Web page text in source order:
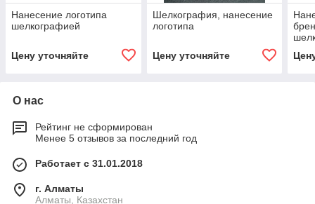
Нанесение логотипа
шелкографией
Цену уточняйте
Шелкография, нанесение
логотипа
Цену уточняйте
О нас
Рейтинг не сформирован
Менее 5 отзывов за последний год
Работает с 31.01.2018
г. Алматы
Алматы, Казахстан